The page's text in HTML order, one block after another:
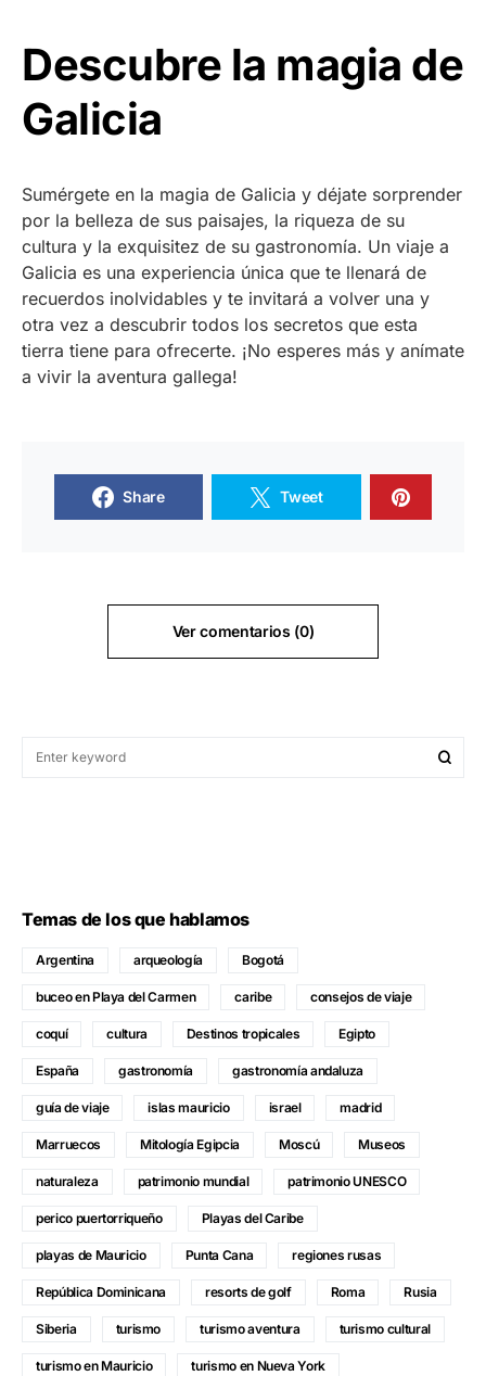
Descubre la magia de
Galicia
Sumérgete en la magia de Galicia y déjate sorprender
por la belleza de sus paisajes, la riqueza de su
cultura y la exquisitez de su gastronomía. Un viaje a
Galicia es una experiencia única que te llenará de
recuerdos inolvidables y te invitará a volver una y
otra vez a descubrir todos los secretos que esta
tierra tiene para ofrecerte. ¡No esperes más y anímate
a vivir la aventura gallega!
Share Tweet
Ver comentarios (0)
Temas de los que hablamos
Argentina arqueología Bogotá
buceo en Playa del Carmen caribe consejos de viaje
coquí cultura Destinos tropicales Egipto
España gastronomía gastronomía andaluza
guía de viaje islas mauricio israel madrid
Marruecos Mitología Egipcia Moscú Museos
naturaleza patrimonio mundial patrimonio UNESCO
perico puertorriqueño Playas del Caribe
playas de Mauricio Punta Cana regiones rusas
República Dominicana resorts de golf Roma Rusia
Siberia turismo turismo aventura turismo cultural
turismo en Mauricio turismo en Nueva York